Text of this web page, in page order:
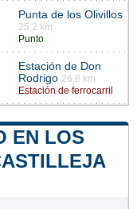
Punta de los Olivillos
25.2 km
Punto
Estación de Don
Rodrigo 26.8 km
Estación de ferrocarril
EN LOS